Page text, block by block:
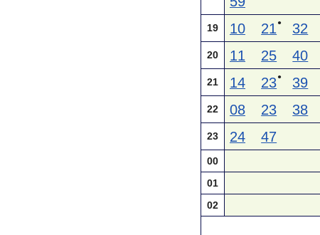
19 10 21 ● 32
20 11 25 40
21 14 23● 39
22 08 23 38
23 24 47
00
01
02